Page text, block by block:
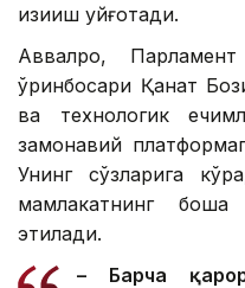
қизиқиш уйғотади.
Аввалроқ,
ўринбосари Қанат
ва технологик
замонавий
Унинг сўзларига
мамлакатнинг
этилади.
– Барча